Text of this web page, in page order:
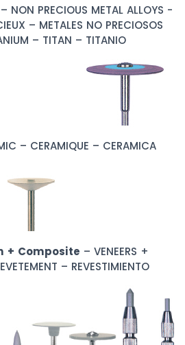
– NON PRECIOUS METAL ALLOYS -
– METALES NO PRECIOSOS
– TITAN – TITANIO
– CERAMIQUE – CERAMICA
+ Composite – VENEERS +
– REVESTIMIENTO